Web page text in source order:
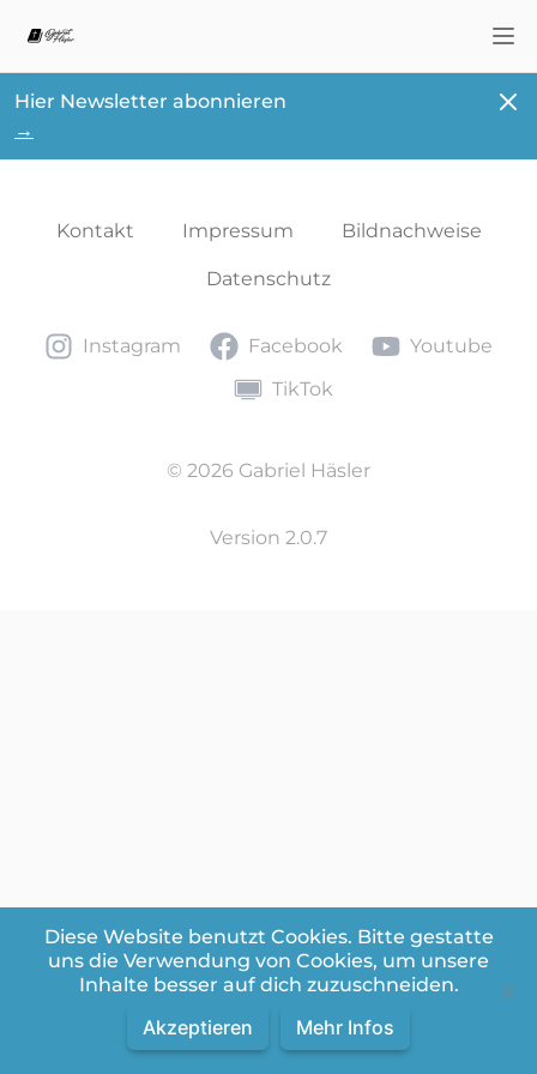
Hier Newsletter abonnieren
→
Kontakt Impressum Bildnachweise
Datenschutz
Instagram
Instagram Facebook
Facebook YoutubeYoutube
TikTokTikTok
© 2026 Gabriel Häsler
Version 2.0.7
Diese Website benutzt Cookies. Bitte gestatte
uns die Verwendung von Cookies, um unsere
Inhalte besser auf dich zuzuschneiden.
Akzeptieren Mehr Infos